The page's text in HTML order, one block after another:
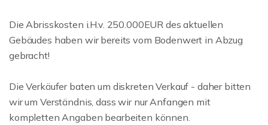
Die Abrisskosten i.H.v. 250.000EUR des aktuellen
Gebäudes haben wir bereits vom Bodenwert in Abzug
gebracht!
Die Verkäufer baten um diskreten Verkauf - daher bitten
wir um Verständnis, dass wir nur Anfangen mit
kompletten Angaben bearbeiten können.